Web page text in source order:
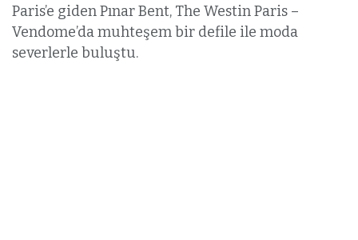
Paris’e giden Pınar Bent, The Westin Paris –
Vendome’da muhteşem bir defile ile moda
severlerle buluştu.